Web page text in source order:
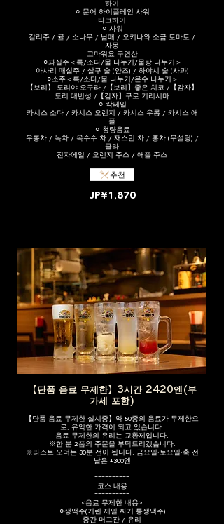
하이
⚪︎ 문어 하이플레인 사워
타코하이
⚪︎ 사워
갈리주 / 귤 / 소나무 / 남매 / 오키나와 소금 토마토 /
자몽
고마워요 구연산
⚪︎과실주＜록/소다/물 나누기/물탕 나누기＞
아사리 매실주 / 살구 술 (안즈) / 하야시 술 (사과)
⚪︎소주＜록/소다/물 나누기/온수 나누기＞
【보리】 도리야 오구라 /【보리】좋은 치코 /【감자】
도리 대번성 /【감자】구로 기리시마
⚪︎ 칵테일
카시스 소다 / 카시스 오렌지 / 카시스 우롱 / 카시스 애
플
⚪︎ 청량음료
우롱차 / 녹차 / 옥수수 차 / 재스민 차 / 홍차 (무설탕) /
콜라
진자에일 / 오렌지 주스 / 애플 주스
JP¥1,870
추천
【단품 음료 무제한】3시간 2420엔(부
가세 포함)
【단품 음료 무제한 실시중】약 50종의 음료가 무제한으
로, 유익한 가격이 되고 있습니다.
음료 무제한의 유리는 교환제입니다.
※한 분 2품의 주문을 부탁드리겠습니다.
※라스트 오더는 30분 전이 됩니다. 금요일·토요일·축 전
날은 +300엔
==========
코스 내용
==========
<음료 무제한 내용>
⚪︎생맥주(기린 제일 짜기 통생맥주)
중간 머그잔 / 유리